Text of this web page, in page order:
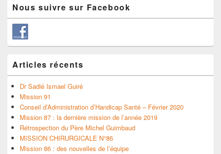
Nous suivre sur Facebook
Articles récents
Dr Sadié Ismael Guiré
Mission 91
Conseil d’Administration d’Handicap Santé – Février 2020
Mission 87 : la dernière mission de l’année 2019
Rétrospection du Père Michel Guimbaud
MISSION CHIRURGICALE N°86
Mission 86 : des nouvelles de l’équipe